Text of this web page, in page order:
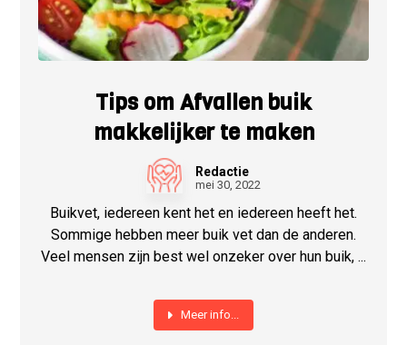
Tips om Afvallen buik
makkelijker te maken
Redactie
mei 30, 2022
Buikvet, iedereen kent het en iedereen heeft het.
Sommige hebben meer buik vet dan de anderen.
Veel mensen zijn best wel onzeker over hun buik, ...
Meer info...